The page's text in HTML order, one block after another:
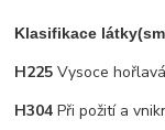
Klasifikace
H225Vysoce
H304Při požití a